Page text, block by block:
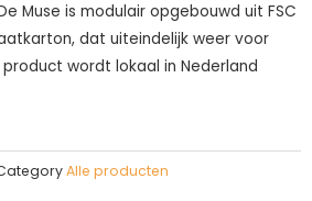
Muse is modulair opgebouwd uit FSC
dat uiteindelijk weer voor
product wordt lokaal in Nederland
Alle producten